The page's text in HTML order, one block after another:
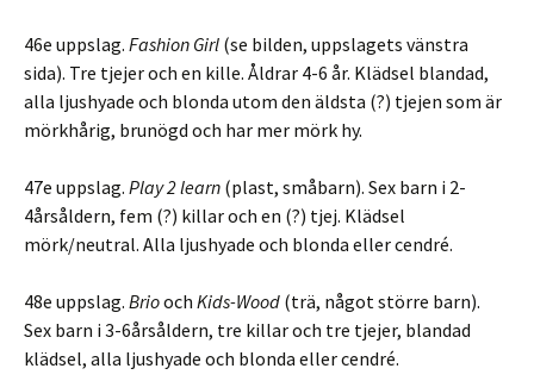
46e uppslag. Fashion Girl (se bilden, uppslagets vänstra
sida). Tre tjejer och en kille. Åldrar 4-6 år. Klädsel blandad,
alla ljushyade och blonda utom den äldsta (?) tjejen som är
mörkhårig, brunögd och har mer mörk hy.
47e uppslag. Play 2 learn (plast, småbarn). Sex barn i 2-
4årsåldern, fem (?) killar och en (?) tjej. Klädsel
mörk/neutral. Alla ljushyade och blonda eller cendré.
48e uppslag. Briooch Kids-Wood (trä, något större barn).
Sex barn i 3-6årsåldern, tre killar och tre tjejer, blandad
klädsel, alla ljushyade och blonda eller cendré.